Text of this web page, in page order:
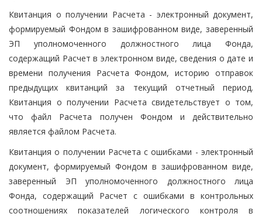
Квитанция о получении Расчета - электронный документ,
формируемый Фондом в зашифрованном виде, заверенный
ЭП уполномоченного должностного лица Фонда,
содержащий Расчет в электронном виде, сведения о дате и
времени получения Расчета Фондом, историю отправок
предыдущих квитанций за текущий отчетный период.
Квитанция о получении Расчета свидетельствует о том,
что файл Расчета получен Фондом и действительно
является файлом Расчета.
Квитанция о получении Расчета с ошибками - электронный
документ, формируемый Фондом в зашифрованном виде,
заверенный ЭП уполномоченного должностного лица
Фонда, содержащий Расчет с ошибками в контрольных
соотношениях показателей логического контроля в